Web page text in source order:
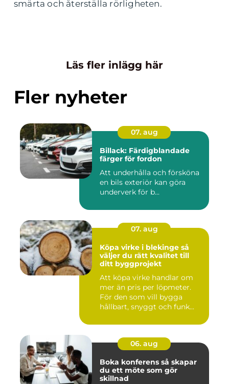
smärta och återställa rörligheten.
Läs fler inlägg här
Fler nyheter
07. aug
Billack: Färdigblandade
färger för fordon
Att underhålla och försköna
en bils exteriör kan göra
underverk för b...
07. aug
Köpa virke i blekinge så
väljer du rätt kvalitet till
ditt byggprojekt
Att köpa virke handlar om
mer än pris per löpmeter.
För den som vill bygga
hållbart, snyggt och funk...
06. aug
Boka konferens så skapar
du ett möte som gör
skillnad